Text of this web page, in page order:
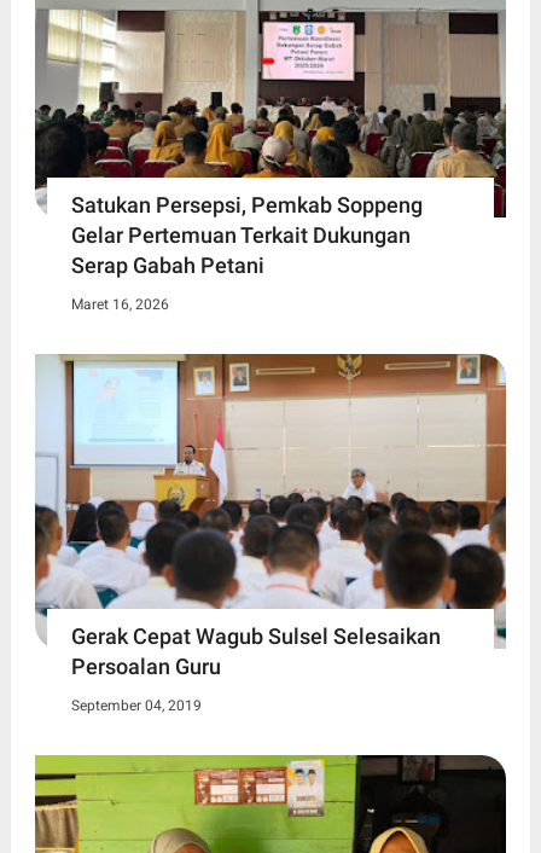
Satukan Persepsi, Pemkab Soppeng
Gelar Pertemuan Terkait Dukungan
Serap Gabah Petani
Maret 16, 2026
Gerak Cepat Wagub Sulsel Selesaikan
Persoalan Guru
September 04, 2019